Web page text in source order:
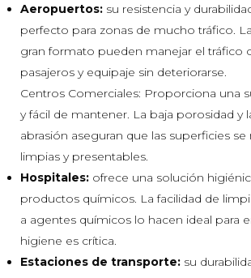
Aeropuertos: su resistencia y
perfecto para zonas de mucho tráfico.
gran formato pueden manejar el tráfico
pasajeros y equipaje sin deteriorarse.
Centros Comerciales: Proporciona una
y fácil de mantener. La baja porosidad y
abrasión aseguran que las superficies
limpias y presentables.
Hospitales: ofrece una solución
productos químicos. La facilidad de
a agentes químicos lo hacen ideal para
higiene es crítica.
Estaciones de transporte: su